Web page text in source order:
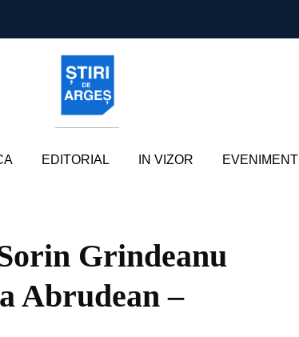
EDITORIAL IN VIZOR EVENIMENT
Grindeanu
Abrudean –